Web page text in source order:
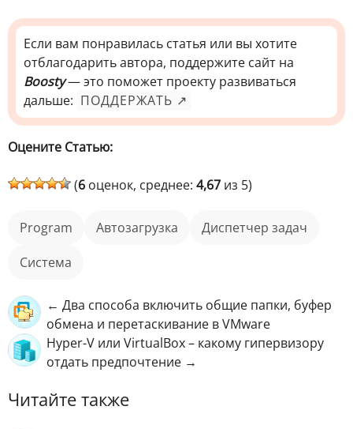
Если вам понравилась статья или вы хотите
отблагодарить автора, поддержите сайт на
Boosty— это поможет проекту развиваться
дальше: ПОДДЕРЖАТЬ ↗
Оцените Статью:
(6 оценок, среднее: 4,67 из 5)
Program автозагрузка
Диспетчер задач
Система
← Два способа включить общие папки, буфер
обмена и перетаскивание в VMware
Hyper-V или VirtualBox – какому гипервизору
отдать предпочтение →
Читайте также